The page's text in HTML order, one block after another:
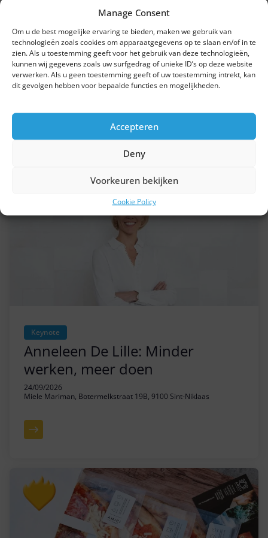
Manage Consent
Om u de best mogelijke ervaring te bieden, maken we gebruik van
technologieën zoals cookies om apparaatgegevens op te slaan en/of in te
zien. Als u toestemming geeft voor het gebruik van deze technologieën,
kunnen wij gegevens zoals uw surfgedrag of unieke ID’s op deze website
verwerken. Als u geen toestemming geeft of uw toestemming intrekt, kan
dit gevolgen hebben voor bepaalde functies en mogelijkheden.
Accepteren
Deny
Voorkeuren bekijken
Cookie Policy
Opleiding
Klantgericht tijd besparen
Keynote
Anneleen De Lille: Minder
werken, meer doen
24/09/2026
Miele Mariman, Botermelkstraat 19B, 9100 Sint-Niklaas